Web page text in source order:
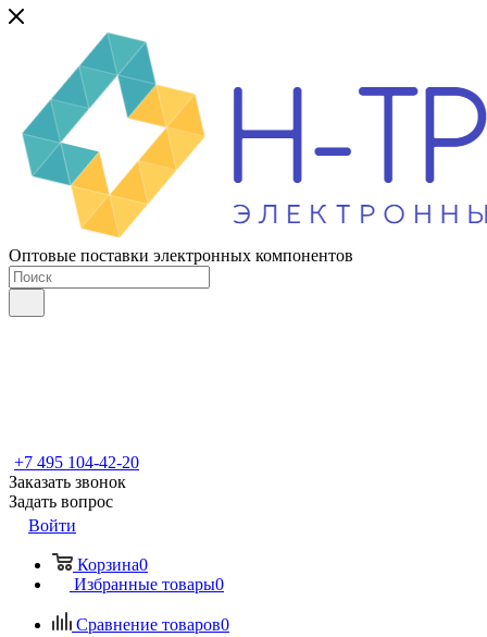
Оптовые поставки электронных компонентов
+7 495 104-42-20
Заказать звонок
Задать вопрос
Войти
Корзина0
Избранные товары0
Сравнение товаров0